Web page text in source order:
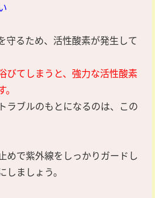
守るため、活性酸素が発生して
びてしまうと、強力な活性酸素
ラブルのもとになるのは、この
めで紫外線をしっかりガードし
ましょう。